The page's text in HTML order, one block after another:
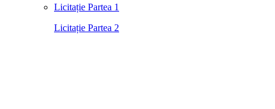
Licitație Partea 1
Licitație Partea 2